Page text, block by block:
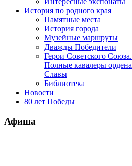
История по родного края
Памятные места
История города
Музейные маршруты
Дважды Победители
Герои Советского Союза.
Полные кавалеры ордена
Славы
Библиотека
Новости
80 лет Победы
Афиша